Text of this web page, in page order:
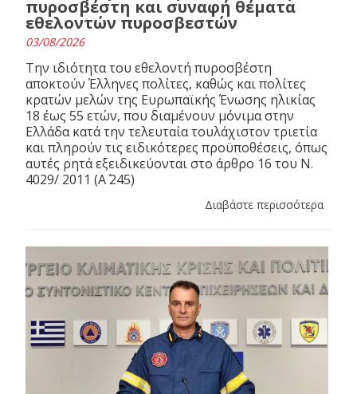
πυροσβέστη και συναφή θέματα
εθελοντών πυροσβεστών
03/08/2026
Την ιδιότητα του εθελοντή πυροσβέστη
αποκτούν Έλληνες πολίτες, καθώς και πολίτες
κρατών μελών της Ευρωπαϊκής Ένωσης ηλικίας
18 έως 55 ετών, που διαμένουν μόνιμα στην
Ελλάδα κατά την τελευταία τουλάχιστον τριετία
και πληρούν τις ειδικότερες προϋποθέσεις, όπως
αυτές ρητά εξειδικεύονται στο άρθρο 16 του N.
4029/ 2011 (Α΄ 245)
Διαβάστε περισσότερα